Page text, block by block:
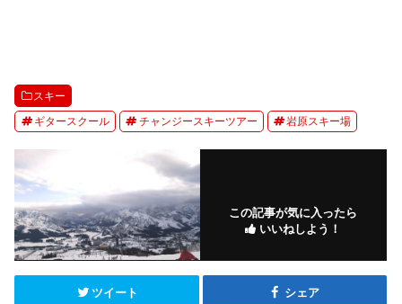
スキー
ギタースクール チャンジースキーツアー 岩原スキー場
この記事が気に入ったら
いいねしよう！
ツイート シェア